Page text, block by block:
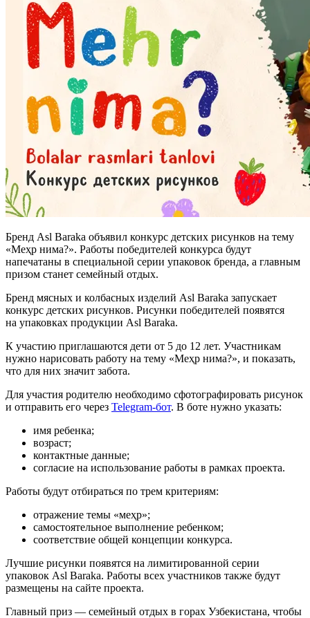
Бренд Asl Baraka объявил конкурс детских рисунков на тему
«Меҳр нима?». Работы победителей конкурса будут
напечатаны в специальной серии упаковок бренда, а главным
призом станет семейный отдых.
Бренд мясных и колбасных изделий Asl Baraka запускает
конкурс детских рисунков. Рисунки победителей появятся
на упаковках продукции Asl Baraka.
К участию приглашаются дети от 5 до 12 лет. Участникам
нужно нарисовать работу на тему «Меҳр нима?», и показать,
что для них значит забота.
Для участия родителю необходимо сфотографировать рисунок
и отправить его через Telegram-бот. В боте нужно указать:
имя ребенка;
возраст;
контактные данные;
согласие на использование работы в рамках проекта.
Работы будут отбираться по трем критериям:
отражение темы «меҳр»;
самостоятельное выполнение ребенком;
соответствие общей концепции конкурса.
Лучшие рисунки появятся на лимитированной серии
упаковок Asl Baraka. Работы всех участников также будут
размещены на сайте проекта.
Главный приз — семейный отдых в горах Узбекистана, чтобы